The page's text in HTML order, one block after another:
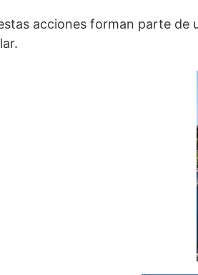
acciones forman parte de